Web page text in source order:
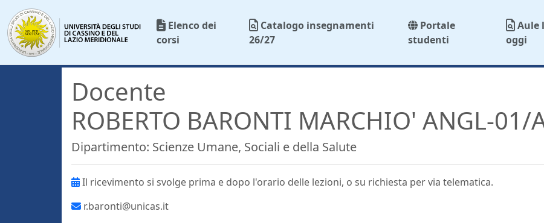
Elenco dei
corsi
Catalogo insegnamenti
26/27
Portale
studenti
Aule
oggi
Docente
ROBERTO BARONTI MARCHIO' ANGL-01/
Dipartimento: Scienze Umane, Sociali e della Salute
Il ricevimento si svolge prima e dopo l'orario delle lezioni, o su richiesta per via telematica.
r.baronti@unicas.it